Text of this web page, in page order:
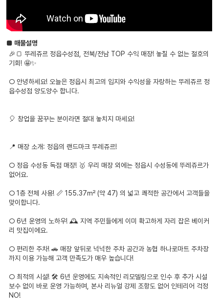
■ 매물설명
🎉🍞 뚜레쥬르 정읍수성점, 전북/전남 TOP 수익 매장! 놓칠 수 없는 절호의
기회! 🤩✨
○ 안녕하세요! 오늘은 정읍시 최고의 입지와 수익성을 자랑하는 뚜레쥬르 정
읍수성점 양도양수 합니다.
🎈 창업을 꿈꾸는 분이라면 절대 놓치지 마세요!
📍 매장 소개: 정읍의 랜드마크 뚜레쥬르!
○ 정읍 수성동 독점 매장! 🥇 우리 매장 외에는 정읍시 수성동에 뚜레쥬르가
없어요.
○ 1층 전체 사용! 📏 155.37㎡ (약 47) 의 넓고 쾌적한 공간에서 고객들을
맞이합니다.
○ 6년 운영의 노하우! 🕰️ 지역 주민들에게 이미 확고하게 자리 잡은 베이커
리 맛집이에요.
○ 편리한 주차! 🚗 매장 앞뒤로 넉넉한 주차 공간과 농협 하나로마트 주차장
까지 이용 가능해 고객 만족도가 매우 높습니다!
○ 최적의 시설! 🛠️ 6년 운영에도 지속적인 리모델링으로 인수 후 추가 시설
보수 없이 바로 운영 가능하며, 본사 리뉴얼 강제 조항도 없어 인테리어 걱정
NO!